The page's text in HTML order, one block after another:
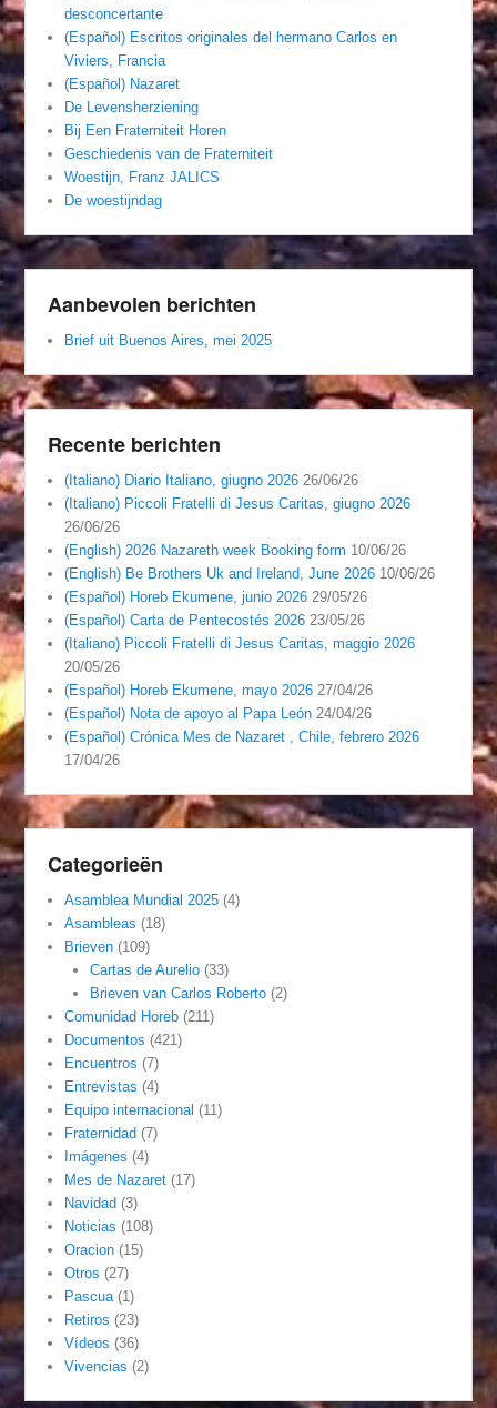
desconcertante
(Español) Escritos originales del hermano Carlos en
Viviers, Francia
(Español) Nazaret
De Levensherziening
Bij Een Fraterniteit Horen
Geschiedenis van de Fraterniteit
Woestijn, Franz JALICS
De woestijndag
Aanbevolen berichten
Brief uit Buenos Aires, mei 2025
Recente berichten
(Italiano) Diario Italiano, giugno 2026 26/06/26
(Italiano) Piccoli Fratelli di Jesus Caritas, giugno 2026
26/06/26
(English) 2026 Nazareth week Booking form 10/06/26
(English) Be Brothers Uk and Ireland, June 2026 10/06/26
(Español) Horeb Ekumene, junio 2026 29/05/26
(Español) Carta de Pentecostés 2026 23/05/26
(Italiano) Piccoli Fratelli di Jesus Caritas, maggio 2026
20/05/26
(Español) Horeb Ekumene, mayo 2026 27/04/26
(Español) Nota de apoyo al Papa León 24/04/26
(Español) Crónica Mes de Nazaret , Chile, febrero 2026
17/04/26
Categorieën
Asamblea Mundial 2025 (4)
Asambleas (18)
Brieven (109)
Cartas de Aurelio(33)
Brieven van Carlos Roberto(2)
Comunidad Horeb (211)
Documentos (421)
Encuentros (7)
Entrevistas (4)
Equipo internacional (11)
Fraternidad (7)
Imágenes (4)
Mes de Nazaret (17)
Navidad (3)
Noticias (108)
Oracion (15)
Otros (27)
Pascua (1)
Retiros (23)
Vídeos (36)
Vivencias (2)